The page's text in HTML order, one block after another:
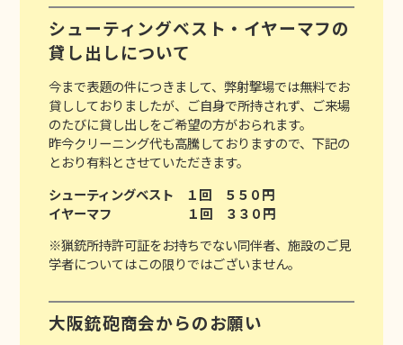
シューティングベスト・イヤーマフの
貸し出しについて
今まで表題の件につきまして、弊射撃場では無料でお
貸ししておりましたが、ご自身で所持されず、ご来場
のたびに貸し出しをご希望の方がおられます。
昨今クリーニング代も高騰しておりますので、下記の
とおり有料とさせていただきます。
シューティングベスト １回 ５５０円
イヤーマフ １回 ３３０円
※猟銃所持許可証をお持ちでない同伴者、施設のご見
学者についてはこの限りではございません。
大阪銃砲商会からのお願い